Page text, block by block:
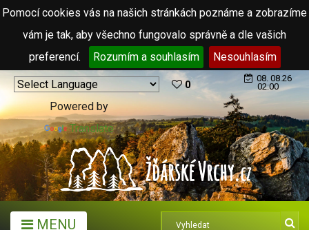
Pomocí cookies vás na našich stránkách poznáme a zobrazíme
vám je tak, aby všechno fungovalo správně a dle vašich
preferencí.
Rozumím a souhlasím Nesouhlasím
Powered by
Translate
0
08. 08.26
02:00
MENU